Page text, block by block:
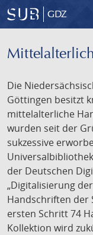
GDZ
Die
Göttingen besitzt
mittelalterliche
wurden seit der
sukzessive
der Deutschen
„Digitalisierung
Handschriften der
ersten Schritt 74
Kollektion wird